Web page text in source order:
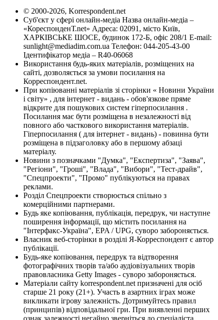
© 2000-2026, Korrespondent.net
Суб'єкт у сфері онлайн-медіа Назва онлайн-медіа –
«КореспонденТ.net» Адреса: 02091, місто Київ,
ХАРКІВСЬКЕ ШОСЕ, будинок 172-Б, офіс 208/1 E-mail:
sunlight@mediadim.com.ua Телефон: 044-205-43-00
Ідентифікатор медіа – R40-06068
Використання будь-яких матеріалів, розміщених на
сайті, дозволяється за умови посилання на
Корреспондент.net.
При копіюванні матеріалів зі сторінки « Новини України
і світу» , для інтернет - видань - обов'язкове пряме
відкрите для пошукових систем гіперпосилання .
Посилання має бути розміщена в незалежності від
повного або часткового використання матеріалів.
Гіперпосилання ( для інтернет - видань) - повинна бути
розміщена в підзаголовку або в першому абзаці
матеріалу.
Новини з позначками "Думка", "Експертиза", "Заява",
"Регіони", "Гроші", "Влада", "Вибори", "Тест-драйв",
"Спецпроекти", "Промо" публікуються на правах
реклами.
Розділ Спецпроекти створюється спільно з
комерційними партнерами.
Будь яке копіювання, публікація, передрук, чи наступне
поширення інформації, що містить посилання на
"Інтерфакс-Україна", EPA / UPG, суворо забороняється.
Власник веб-сторінки в розділі Я-Корреспондент є автор
публікації.
Будь-яке копіювання, передрук та відтворення
фотографічних творів та/або аудіовізуальних творів
правовласника Getty Images - суворо забороняється.
Матеріали сайту korrespondent.net призначені для осіб
старше 21 року (21+). Участь в азартних іграх може
викликати ігрову залежність. Дотримуйтесь правил
(принципів) відповідальної гри. При виявленні перших
ознак залежності негайно зверніться до спеціаліста.